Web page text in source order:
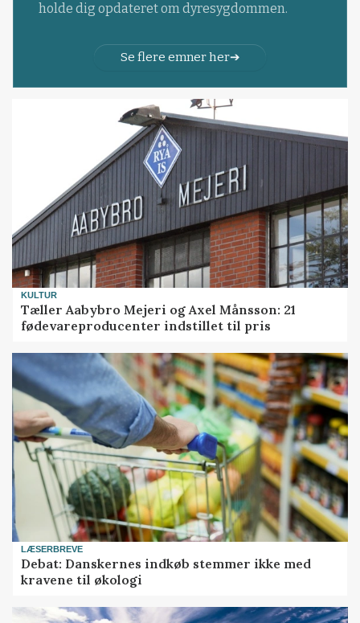
holde dig opdateret om dyresygdommen.
Se flere emner her
KULTUR
Tæller Aabybro Mejeri og Axel Månsson: 21
fødevareproducenter indstillet til pris
LÆSERBREVE
Debat: Danskernes indkøb stemmer ikke med
kravene til økologi